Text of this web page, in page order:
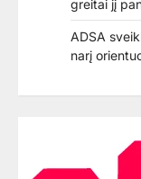
greitai jį
ADSA
narį